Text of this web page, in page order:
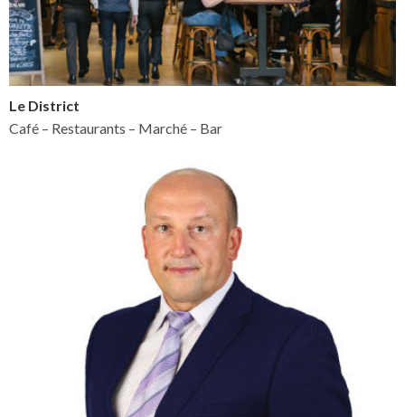
Le District
Café – Restaurants – Marché – Bar